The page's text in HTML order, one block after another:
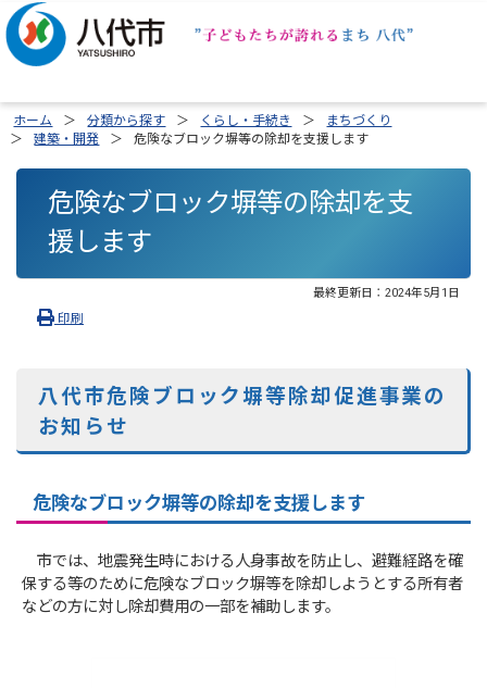
ホーム 分類から探す くらし・手続き
まちづくり
建築・開発
危険なブロック塀等の除却を支援します
危険なブロック塀等の除却を支
援します
最終更新日： 2024年5月1日
印刷
八代市危険ブロック塀等除却促進事業の
お知らせ
危険なブロック塀等の除却を支援します
市では、地震発生時における人身事故を防止し、避難経路を確
保する等のために危険なブロック塀等を除却しようとする所有者
などの方に対し除却費用の一部を補助します。